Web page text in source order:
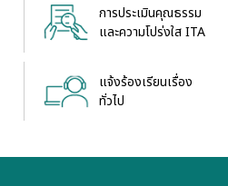
การประเมินคุณธรรม
และความโปร่งใส ITA
แจ้งร้องเรียนเรื่อง
ทั่วไป